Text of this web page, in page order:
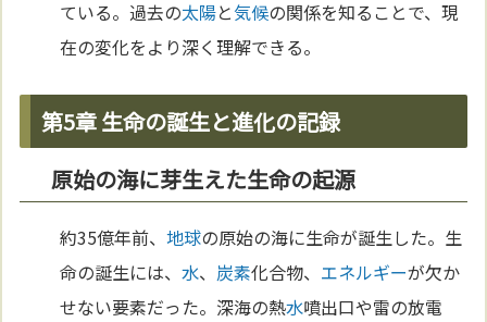
ている。過去の太陽と気候の関係を知ることで、現
在の変化をより深く理解できる。
第5章 生命の誕生と進化の記録
原始の海に芽生えた生命の起源
約35億年前、地球の原始の海に生命が誕生した。生
命の誕生には、水、 炭素化合物、 エネルギーが欠か
せない要素だった。深海の熱水噴出口や雷の放電